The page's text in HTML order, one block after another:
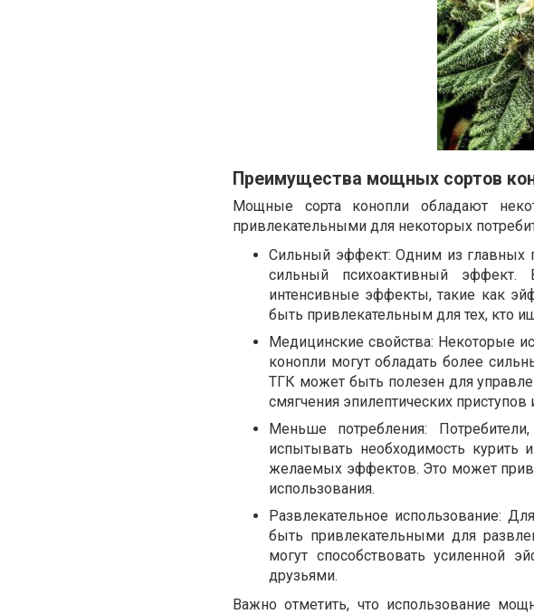
Преимущества мощных сортов
Мощные сорта конопли обладают
привлекательными для некоторых
Сильный эффект: Одним из главных
сильный психоактивный
интенсивные эффекты, такие как
быть привлекательным для тех, кто
Медицинские свойства: Некоторые
конопли могут обладать более
ТГК может быть полезен для
смягчения эпилептических
Меньше потребления:
испытывать необходимость курить
желаемых эффектов. Это может
использования.
Развлекательное использование:
быть привлекательными для
могут способствовать усиленной
друзьями.
Важно отметить, что использование